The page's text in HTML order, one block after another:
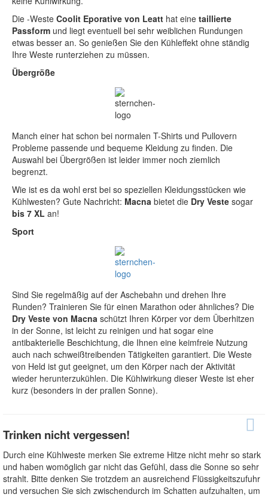
Die -Weste Coolit Eporative von Leatt hat eine taillierte
Passform und liegt eventuell bei sehr weiblichen Rundungen
etwas besser an. So genießen Sie den Kühleffekt ohne ständig
Ihre Weste runterziehen zu müssen.
Übergröße
Manch einer hat schon bei normalen T-Shirts und Pullovern
Probleme passende und bequeme Kleidung zu finden. Die
Auswahl bei Übergrößen ist leider immer noch ziemlich
begrenzt.
Wie ist es da wohl erst bei so speziellen Kleidungsstücken wie
Kühlwesten? Gute Nachricht: Macna bietet die Dry Veste sogar
bis 7 XL an!
Sport
Sind Sie regelmäßig auf der Aschebahn und drehen Ihre
Runden? Trainieren Sie für einen Marathon oder ähnliches? Die
Dry Veste von Macna schützt Ihren Körper vor dem Überhitzen
in der Sonne, ist leicht zu reinigen und hat sogar eine
antibakterielle Beschichtung, die Ihnen eine keimfreie Nutzung
auch nach schweißtreibenden Tätigkeiten garantiert. Die Weste
von Held ist gut geeignet, um den Körper nach der Aktivität
wieder herunterzukühlen. Die Kühlwirkung dieser Weste ist eher
kurz (besonders in der prallen Sonne).
Trinken nicht vergessen!
Durch eine Kühlweste merken Sie extreme Hitze nicht mehr so stark
und haben womöglich gar nicht das Gefühl, dass die Sonne so sehr
strahlt. Bitte denken Sie trotzdem an ausreichend Flüssigkeitszufuhr
und versuchen Sie sich zwischendurch im Schatten aufzuhalten, um